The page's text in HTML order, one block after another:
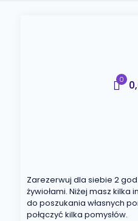
0
Zarezerwuj dla siebie 2
żywiołami. Niżej masz kilka
do poszukania własnych
połączyć kilka pomysłów.